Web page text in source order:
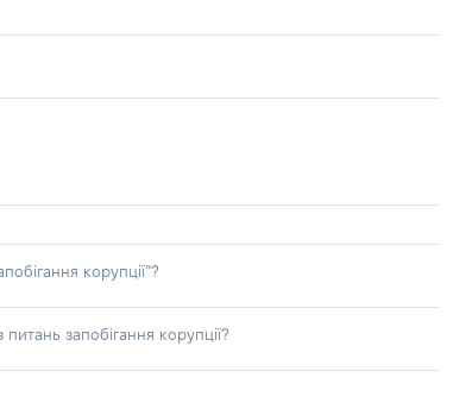
корупції”?
запобігання корупції?